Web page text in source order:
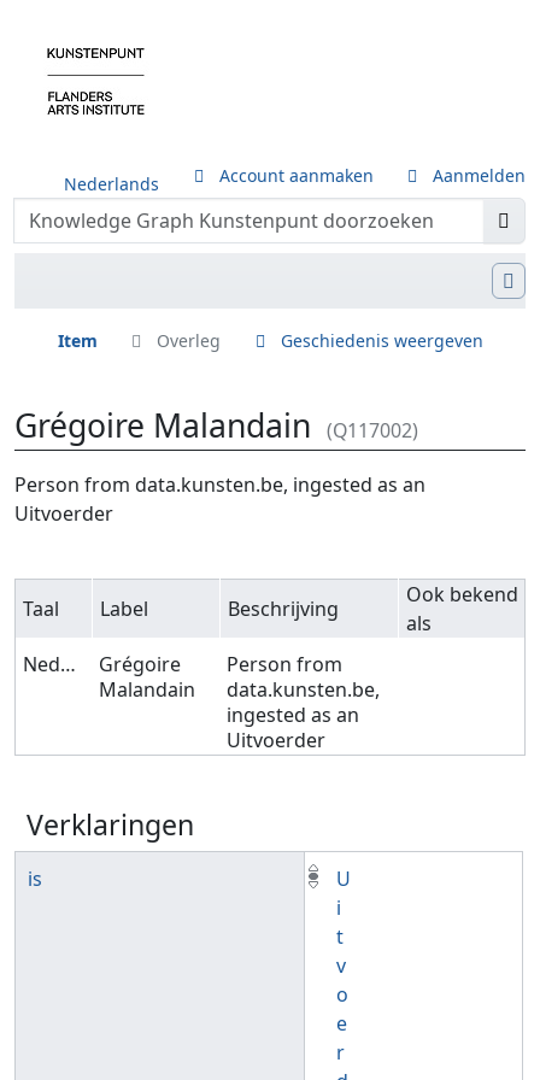
Nederlands Account aanmaken Aanmelden
Item Overleg Geschiedenis weergeven
Grégoire Malandain (Q117002)
Ga naar:navigatie,zoeken
Person from data.kunsten.be, ingested as an
Uitvoerder
Taal Label Beschrijving
Ook bekend
als
Nederlands
Grégoire
Malandain
Person from
data.kunsten.be,
ingested as an
Uitvoerder
Verklaringen
is
U
i
t
v
o
e
r